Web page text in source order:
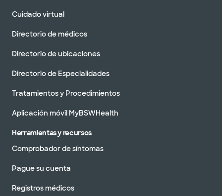
Cuidado virtual
Directorio de médicos
Directorio de ubicaciones
Directorio de Especialidades
Tratamientos y Procedimientos
Aplicación móvil MyBSWHealth
Herramientas y recursos
Comprobador de síntomas
Pague su cuenta
Registros médicos